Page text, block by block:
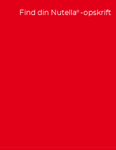
Find din Nutella®-opskrift